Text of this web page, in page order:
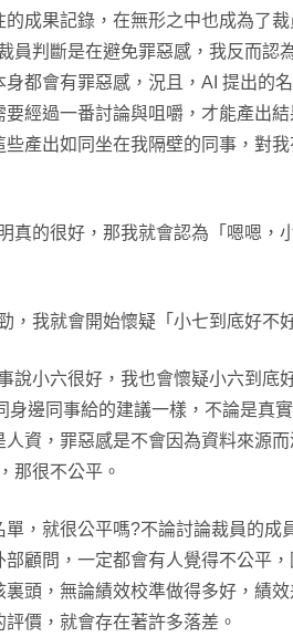
成果記錄，在無形之中也成為了
員判斷是在避免罪惡感，我反而認
都會有罪惡感，況且，AI 提出的
經過一番討論與咀嚼，才能產出
產出如同坐在我隔壁的同事，對
真的很好，那我就會認為「嗯嗯，
，我就會開始懷疑「小七到底好不好
說小六很好，我也會懷疑小六到底
身邊同事給的建議一樣，不論是真
資，罪惡感是不會因為資料來源
那很不公平。
，就很公平嗎?不論討論裁員的成
顧問，一定都會有人覺得不公平
頭，無論績效校準做得多好，績
價，就會存在著許多落差。